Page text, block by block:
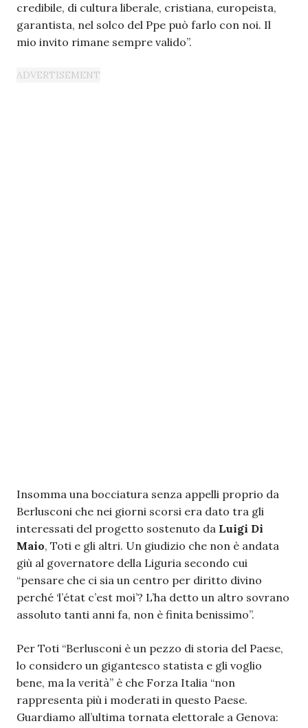
credibile, di cultura liberale, cristiana, europeista,
garantista, nel solco del Ppe può farlo con noi. Il
mio invito rimane sempre valido”.
Insomma una bocciatura senza appelli proprio da
Berlusconi che nei giorni scorsi era dato tra gli
interessati del progetto sostenuto da Luigi Di
Maio, Toti e gli altri. Un giudizio che non è andata
giù al governatore della Liguria secondo cui
“pensare che ci sia un centro per diritto divino
perché ‘l’état c’est moi’? L’ha detto un altro sovrano
assoluto tanti anni fa, non è finita benissimo”.
Per Toti “Berlusconi è un pezzo di storia del Paese,
lo considero un gigantesco statista e gli voglio
bene, ma la verità” è che Forza Italia “non
rappresenta più i moderati in questo Paese.
Guardiamo all’ultima tornata elettorale a Genova: